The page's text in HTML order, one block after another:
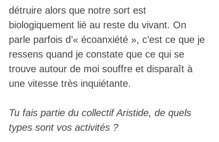
détruire alors que notre sort est
biologiquement lié au reste du vivant. On
parle parfois d’« écoanxiété », c’est ce que je
ressens quand je constate que ce qui se
trouve autour de moi souffre et disparaît à
une vitesse très inquiétante.
Tu fais partie du collectif Aristide, de quels
types sont vos activités ?